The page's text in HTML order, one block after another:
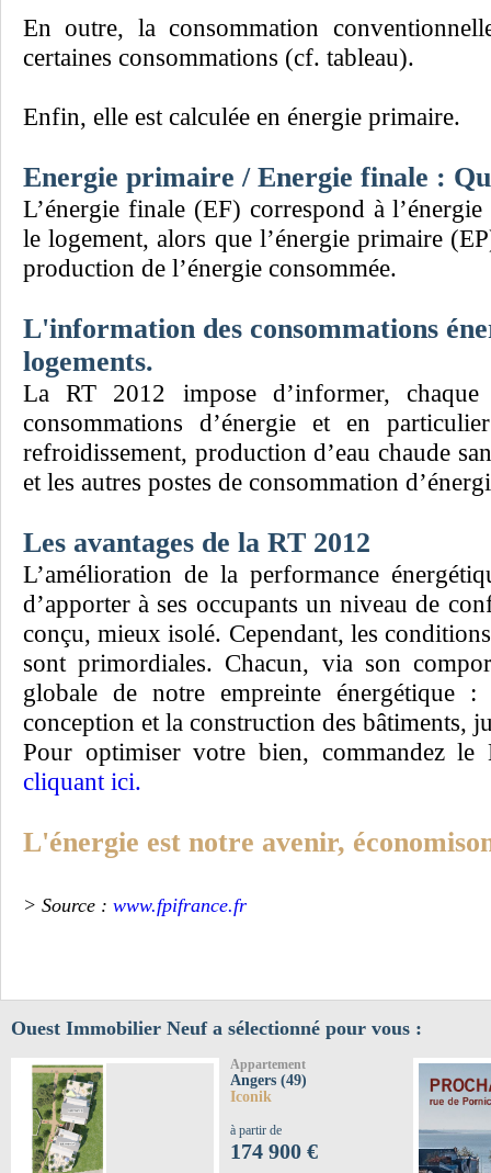
En outre, la consommation
certaines consommations (cf. tableau).
Enfin, elle est calculée en énergie primaire.
Energie primaire / Energie finale :
L’énergie finale (EF) correspond à
le logement, alors que l’énergie primaire
production de l’énergie consommée.
L'information des consommations
logements.
La RT 2012 impose d’informer,
consommations d’énergie et en
refroidissement, production d’eau chaude
et les autres postes de consommation
Les avantages de la RT 2012
L’amélioration de la performance
d’apporter à ses occupants un niveau de
conçu, mieux isolé. Cependant, les
sont primordiales. Chacun, via son
globale de notre empreinte énergétique
conception et la construction des bâtiments,
Pour optimiser votre bien, commandez
cliquant ici.
L'énergie est notre avenir,
> Source : www.fpifrance.fr
Ouest Immobilier Neuf a sélectionné pour vous :
Appartement
Angers (49)
Iconik
à partir de
174 900 €